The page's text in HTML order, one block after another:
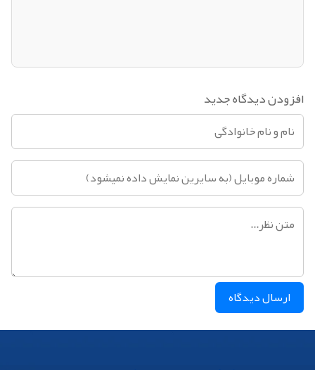
افزودن دیدگاه جدید
ارسال دیدگاه